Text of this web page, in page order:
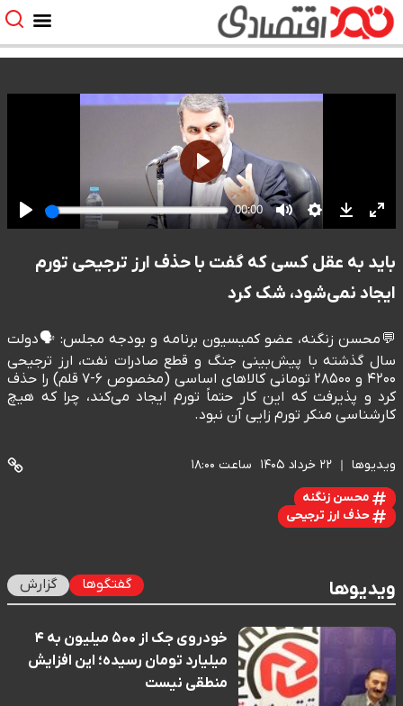
باید به عقل کسی که گفت با حذف ارز ترجیحی تورم
ایجاد نمی‌شود، شک کرد
💬محسن زنگنه، عضو کمیسیون برنامه و بودجه مجلس: 🗣️دولت
سال گذشته با پیش‌بینی جنگ و قطع صادرات نفت، ارز ترجیحی
۴۲۰۰ و ۲۸۵۰۰ تومانی کالاهای اساسی (مخصوص ۶-۷ قلم) را حذف
کرد و پذیرفت که این کار حتماً تورم ایجاد می‌کند، چرا که هیچ
کارشناسی منکر تورم زایی آن نبود.
ویدیوها ۲۲ خرداد ۱۴۰۵ ساعت ۱۸:۰۰
محسن زنگنه
حذف ارز ترجیحی
ویدیوها گفتگوها گزارش
خودروی جک از ۵۰۰ میلیون به ۴
میلیارد تومان رسیده؛ این افزایش
منطقی نیست